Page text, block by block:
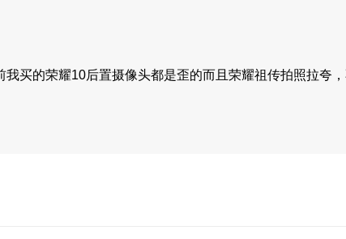
买的荣耀10后置摄像头都是歪的而且荣耀祖传拍照拉夸